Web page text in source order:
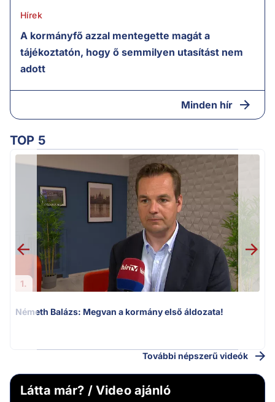
Hírek
A kormányfő azzal mentegette magát a
tájékoztatón, hogy ő semmilyen utasítást nem
adott
Minden hír
TOP 5
1.
Németh Balázs: Megvan a kormány első áldozata!
További népszerű videók
Látta már? / Video ajánló